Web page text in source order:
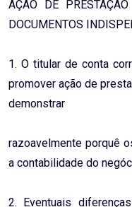
AÇÃO DE
DOCUMENTOS
1. O titular de conta
promover ação de
demonstrar
razoavelmente porquê
a contabilidade do
2. Eventuais